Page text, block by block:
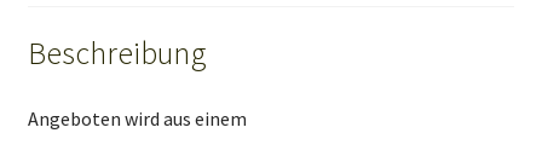
Beschreibung
Angeboten wird aus einem